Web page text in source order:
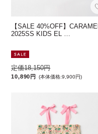
【SALE 40%OFF】CARAMEL
2025SS KIDS EL …
定価18,150円
10,890円 (本体価格:9,900円)